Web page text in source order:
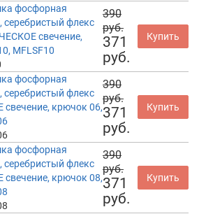
фосфорная
серебристый флекс
свечение,
MFLSF10
390
руб.
371
руб.
Купить
фосфорная
серебристый флекс
крючок 06,
390
руб.
371
руб.
Купить
фосфорная
серебристый флекс
крючок 08,
390
руб.
371
руб.
Купить